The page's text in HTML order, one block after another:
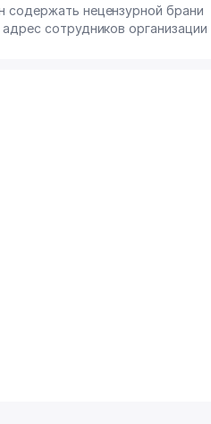
содержать нецензурной брани
сотрудников организации